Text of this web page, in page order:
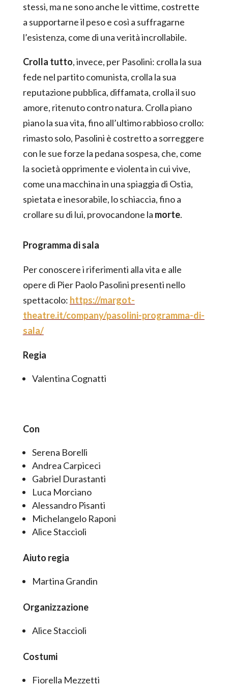
stessi, ma ne sono anche le vittime, costrette
a supportarne il peso e così a suffragarne
l’esistenza, come di una verità incrollabile.
Crolla tutto, invece, per Pasolini: crolla la sua
fede nel partito comunista, crolla la sua
reputazione pubblica, diffamata, crolla il suo
amore, ritenuto contro natura. Crolla piano
piano la sua vita, fino all’ultimo rabbioso crollo:
rimasto solo, Pasolini è costretto a sorreggere
con le sue forze la pedana sospesa, che, come
la società opprimente e violenta in cui vive,
come una macchina in una spiaggia di Ostia,
spietata e inesorabile, lo schiaccia, fino a
crollare su di lui, provocandone la morte.
Programma di sala
Per conoscere i riferimenti alla vita e alle
opere di Pier Paolo Pasolini presenti nello
spettacolo: https://margot-
theatre.it/company/pasolini-programma-di-
sala/
Regia
Valentina Cognatti
Con
Serena Borelli
Andrea Carpiceci
Gabriel Durastanti
Luca Morciano
Alessandro Pisanti
Michelangelo Raponi
Alice Staccioli
Aiuto regia
Martina Grandin
Organizzazione
Alice Staccioli
Costumi
Fiorella Mezzetti